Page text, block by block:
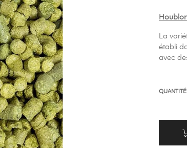
La
établi
avec
QUANTITÉ